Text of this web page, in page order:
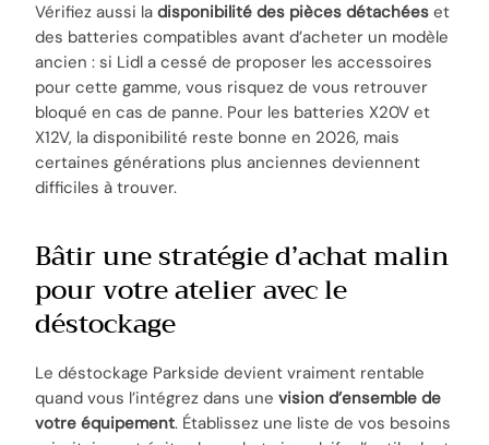
Vérifiez aussi ladisponibilité des pièces détachées et
des batteries compatibles avant d’acheter un modèle
ancien : si Lidl a cessé de proposer les accessoires
pour cette gamme, vous risquez de vous retrouver
bloqué en cas de panne. Pour les batteries X20V et
X12V, la disponibilité reste bonne en 2026, mais
certaines générations plus anciennes deviennent
difficiles à trouver.
Bâtir une stratégie d’achat malin
pour votre atelier avec le
déstockage
Le déstockage Parkside devient vraiment rentable
quand vous l’intégrez dans unevision d’ensemble de
votre équipement. Établissez une liste de vos besoins